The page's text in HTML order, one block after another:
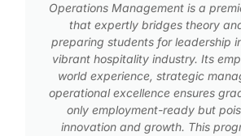
Operations Management is a
that expertly bridges theory
preparing students for leadership
vibrant hospitality industry. Its
world experience, strategic
operational excellence ensures
only employment-ready but
innovation and growth. This